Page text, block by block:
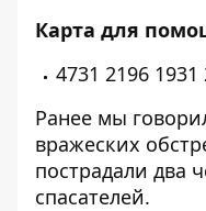
Карта для
4731 2196
Ранее мы
вражеских
пострадали два
спасателей.